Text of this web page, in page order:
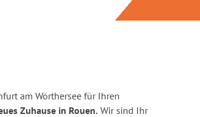
am Wörthersee für Ihren
Zuhause in Rouen. Wir sind Ihr